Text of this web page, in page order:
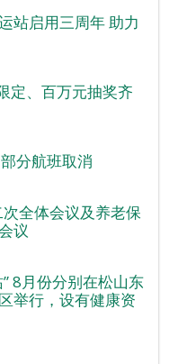
站启用三周年 助力
定、百万元抽奖齐
分航班取消
全体会议及养老保
议
8月份分别在松山东
举行，设有健康资